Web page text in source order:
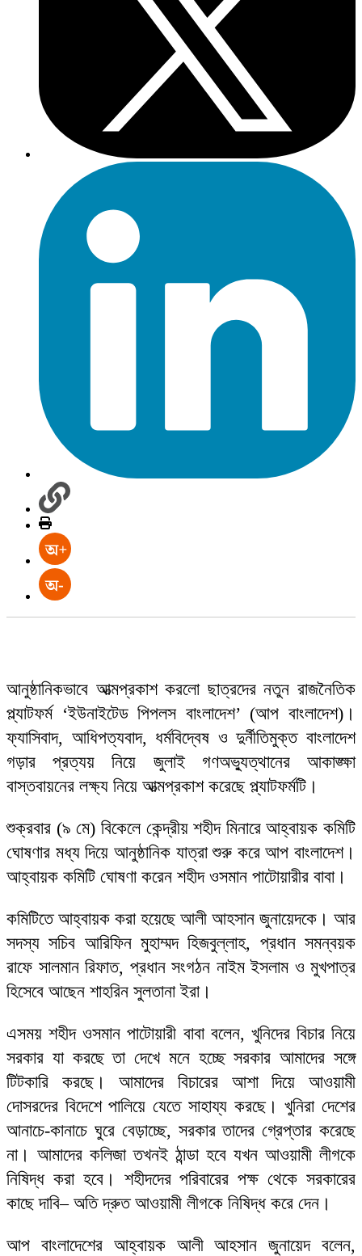
আনুষ্ঠানিকভাবে আত্মপ্রকাশ করলো ছাত্রদের নতুন রাজনৈতিক
প্ল্যাটফর্ম ‘ইউনাইটেড পিপলস বাংলাদেশ’ (আপ বাংলাদেশ)।
ফ্যাসিবাদ, আধিপত্যবাদ, ধর্মবিদ্বেষ ও দুর্নীতিমুক্ত বাংলাদেশ
গড়ার প্রত্যয় নিয়ে জুলাই গণঅভ্যুত্থানের আকাঙ্ক্ষা
বাস্তবায়নের লক্ষ্য নিয়ে আত্মপ্রকাশ করেছে প্ল্যাটফর্মটি।
শুক্রবার (৯ মে) বিকেলে কেন্দ্রীয় শহীদ মিনারে আহ্বায়ক কমিটি
ঘোষণার মধ্য দিয়ে আনুষ্ঠানিক যাত্রা শুরু করে আপ বাংলাদেশ।
আহ্বায়ক কমিটি ঘোষণা করেন শহীদ ওসমান পাটোয়ারীর বাবা।
কমিটিতে আহ্বায়ক করা হয়েছে আলী আহসান জুনায়েদকে। আর
সদস্য সচিব আরিফিন মুহাম্মদ হিজবুল্লাহ, প্রধান সমন্বয়ক
রাফে সালমান রিফাত, প্রধান সংগঠন নাইম ইসলাম ও মুখপাত্র
হিসেবে আছেন শাহরিন সুলতানা ইরা।
এসময় শহীদ ওসমান পাটোয়ারী বাবা বলেন, খুনিদের বিচার নিয়ে
সরকার যা করছে তা দেখে মনে হচ্ছে সরকার আমাদের সঙ্গে
টিটকারি করছে। আমাদের বিচারের আশা দিয়ে আওয়ামী
দোসরদের বিদেশে পালিয়ে যেতে সাহায্য করছে। খুনিরা দেশের
আনাচে-কানাচে ঘুরে বেড়াচ্ছে, সরকার তাদের গ্রেপ্তার করেছে
না। আমাদের কলিজা তখনই ঠান্ডা হবে যখন আওয়ামী লীগকে
নিষিদ্ধ করা হবে। শহীদদের পরিবারের পক্ষ থেকে সরকারের
কাছে দাবি– অতি দ্রুত আওয়ামী লীগকে নিষিদ্ধ করে দেন।
আপ বাংলাদেশের আহ্বায়ক আলী আহসান জুনায়েদ বলেন,